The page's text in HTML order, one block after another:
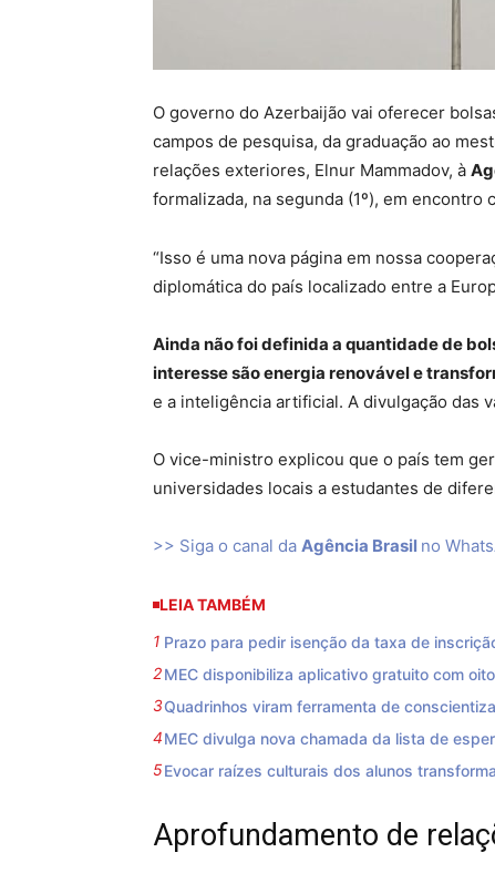
O governo do Azerbaijão vai oferecer
campos de pesquisa, da graduação ao
relações exteriores, Elnur Mammadov, à
formalizada, na segunda (1º), em
“Isso é uma nova página em nossa
diplomática do país localizado entre a
Ainda não foi definida a quantidade de
interesse são energia renovável e
e a inteligência artificial. A divulgação das
O vice-ministro explicou que o país tem
universidades locais a estudantes de
>> Siga o canal da Agência Brasil no
LEIA TAMBÉM
Prazo para pedir isenção da taxa de
MEC disponibiliza aplicativo gratuito com
Quadrinhos viram ferramenta de
MEC divulga nova chamada da lista de
Evocar raízes culturais dos alunos
Aprofundamento de